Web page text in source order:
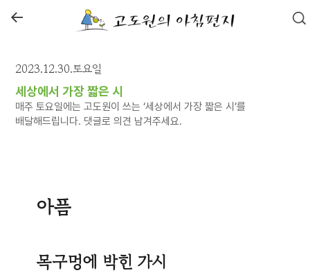
←
2023.12.30.토요일
세상에서 가장 짧은 시
매주 토요일에는 고도원이 쓰는 ‘세상에서 가장 짧은 시’를
배달해드립니다. 댓글로 의견 남겨주세요.
아픔
목구멍에 박힌 가시